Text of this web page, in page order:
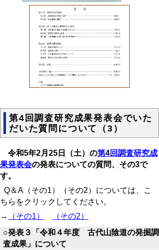
第4回調査研究成果発表会でいた
だいた質問について（3）
令和5年2月 25 日（土）の第4回調査研究成
果発表会の発表についての質問、その3で
す。
Q＆A（その1）（その2）については、こ
ちらをクリックしてください。
→
（その1）
（その2）
○発表３「令和４年度 古代山陰道の発掘調
査成果」について